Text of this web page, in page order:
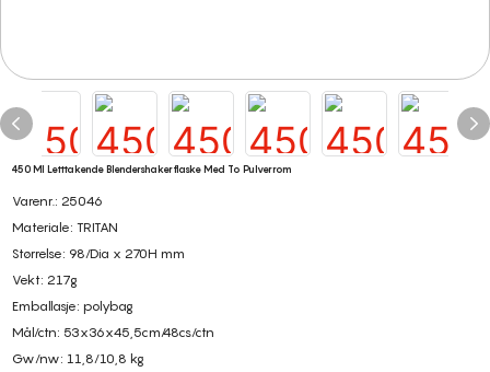
450 Ml Letttakende Blendershakerflaske Med To Pulverrom
Varenr.: 25046
Materiale: TRITAN
Størrelse: 98/Dia x 270H mm
Vekt: 217g
Emballasje: polybag
Mål/ctn: 53x36x45,5cm/48cs/ctn
Gw/nw: 11,8/10,8 kg